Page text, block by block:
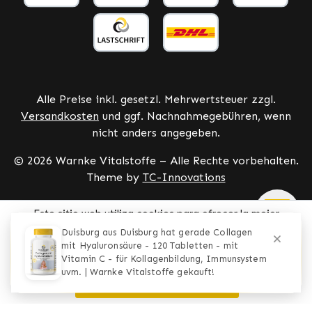
Alle Preise inkl. gesetzl. Mehrwertsteuer zzgl.
Versandkosten und ggf. Nachnahmegebühren, wenn
nicht anders angegeben.
© 2026 Warnke Vitalstoffe – Alle Rechte vorbehalten.
Theme by TC-Innovations
Este sitio web utiliza cookies para ofrecer la mejor
experiencia posible. Más información ...
Solo los técnicamente necesarios
Configurar